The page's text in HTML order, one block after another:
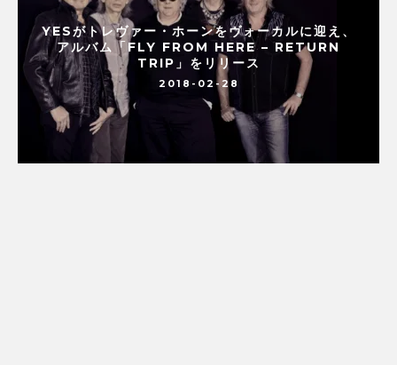
YESがトレヴァー・ホーンをヴォーカルに迎え、
アルバム「FLY FROM HERE – RETURN
TRIP」をリリース
2018-02-28